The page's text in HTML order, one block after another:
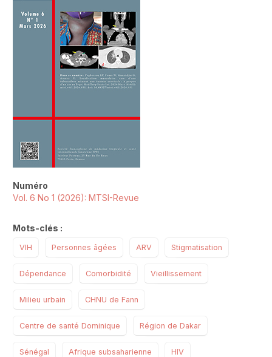
Numéro
Vol. 6 No 1 (2026): MTSI-Revue
Mots-clés :
VIH Personnes âgées ARV Stigmatisation
Dépendance Comorbidité Vieillissement
Milieu urbain CHNU de Fann
Centre de santé Dominique Région de Dakar
Sénégal Afrique subsaharienne HIV